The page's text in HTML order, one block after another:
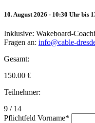
10. August 2026 - 10:30 Uhr bis
Inklusive: Wakeboard-
Fragen an: info@cable-
Gesamt:
150.00 €
Teilnehmer:
9 / 14
Pflichtfeld Vorname*